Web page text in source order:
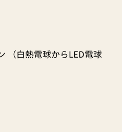
（白熱電球からLED電球